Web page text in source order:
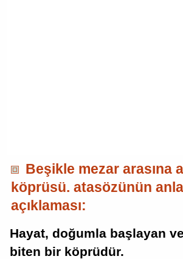
Beşikle mezar arasına
köprüsü. atasözünün
açıklaması:
Hayat, doğumla başlayan
biten bir köprüdür.